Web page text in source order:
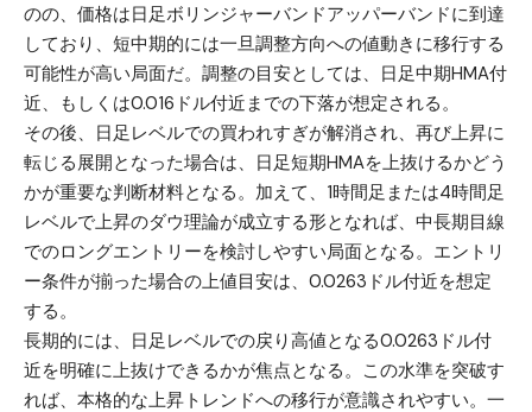
のの、価格は日足ボリンジャーバンドアッパーバンドに到達
しており、短中期的には一旦調整方向への値動きに移行する
可能性が高い局面だ。調整の目安としては、日足中期HMA付
近、もしくは0.016ドル付近までの下落が想定される。
その後、日足レベルでの買われすぎが解消され、再び上昇に
転じる展開となった場合は、日足短期HMAを上抜けるかどう
かが重要な判断材料となる。加えて、1時間足または4時間足
レベルで上昇のダウ理論が成立する形となれば、中長期目線
でのロングエントリーを検討しやすい局面となる。エントリ
ー条件が揃った場合の上値目安は、0.0263ドル付近を想定
する。
長期的には、日足レベルでの戻り高値となる0.0263ドル付
近を明確に上抜けできるかが焦点となる。この水準を突破す
れば、本格的な上昇トレンドへの移行が意識されやすい。一